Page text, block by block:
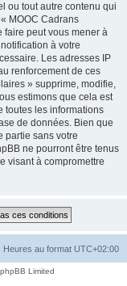
ou tout autre contenu qui
MOOC Cadrans
faire peut vous mener à
à votre
Les adresses IP
renforcement de ces
» supprime, modifie,
estimons que cela est
toutes les informations
de données. Bien que
partie sans votre
ne pourront être tenus
visant à compromettre
Heures au format UTC+02:00
Limited